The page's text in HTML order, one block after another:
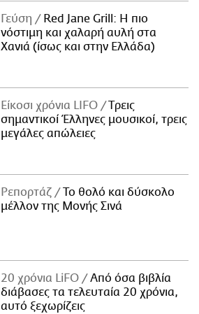
Γεύση
Red Jane Grill: Η πιο
νόστιμη και χαλαρή αυλή στα
Χανιά (ίσως και στην Ελλάδα)
Είκοσι χρόνια LIFO
Tρεις
σημαντικοί Έλληνες μουσικοί, τρεις
μεγάλες απώλειες
Ρεπορτάζ
Το θολό και δύσκολο
μέλλον της Μονής Σινά
20 χρόνια LiFO
Από όσα βιβλία
διάβασες τα τελευταία 20 χρόνια,
αυτό ξεχωρίζεις